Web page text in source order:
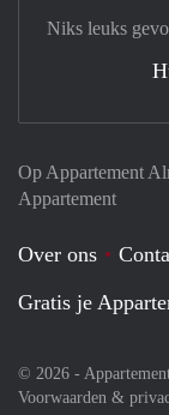
Op Appartement
Appartement
Over ons
Gratis je
© 2026 -
Voorwaarden &
Niks leuks